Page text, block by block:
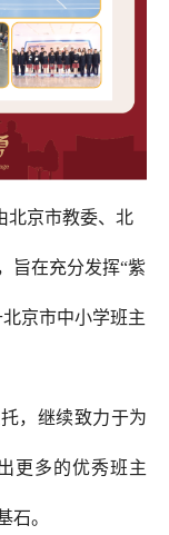
北京市教委、北
旨在充分发挥“紫
京市中小学班主
，继续致力于为
更多的优秀班主
石。